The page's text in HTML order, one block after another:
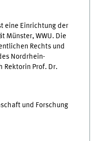
eine Einrichtung der
Münster, WWU. Die
Rechts und
Nordrhein-
Rektorin Prof. Dr.
und Forschung